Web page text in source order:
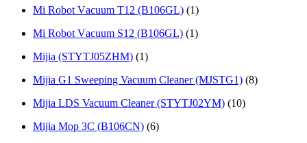
Mi Rоbot Vаcuum T12 (B106GL) (1)
Mi Rоbоt Vаcuum S12 (B106GL) (1)
Mijia (STYTJ05ZHM) (1)
Mijia G1 Sweeping Vacuum Cleaner (MJSTG1) (8)
Mijia LDS Vacuum Cleaner (STYTJ02YM) (10)
Mijia Mop 3C (B106CN) (6)